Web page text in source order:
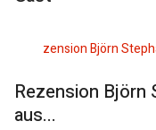
Rezension Björn
aus...